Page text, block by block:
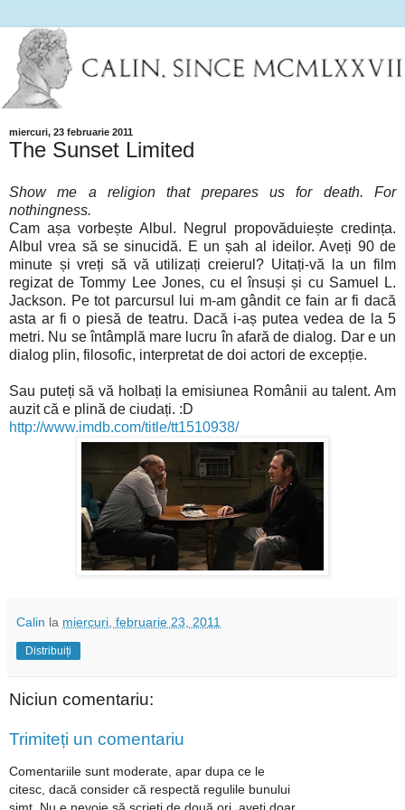
miercuri, 23 februarie 2011
The Sunset Limited
Show me a religion that prepares us for death. For
nothingness.
Cam așa vorbește Albul. Negrul propovăduiește credința.
Albul vrea să se sinucidă. E un șah al ideilor. Aveți 90 de
minute și vreți să vă utilizați creierul? Uitați-vă la un film
regizat de Tommy Lee Jones, cu el însuși și cu Samuel L.
Jackson. Pe tot parcursul lui m-am gândit ce fain ar fi dacă
asta ar fi o piesă de teatru. Dacă i-aș putea vedea de la 5
metri. Nu se întâmplă mare lucru în afară de dialog. Dar e un
dialog plin, filosofic, interpretat de doi actori de excepție.
Sau puteți să vă holbați la emisiunea Românii au talent. Am
auzit că e plină de ciudați. :D
http://www.imdb.com/title/tt1510938/
Calin la miercuri, februarie 23, 2011
Distribuiți
Niciun comentariu:
Trimiteți un comentariu
Comentariile sunt moderate, apar dupa ce le
citesc, dacă consider că respectă regulile bunului